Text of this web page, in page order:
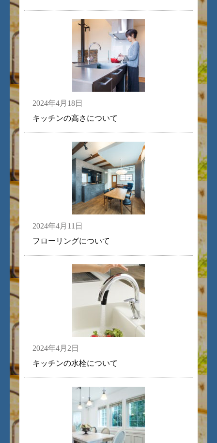
2024年4月18日
キッチンの高さについて
2024年4月11日
フローリングについて
2024年4月2日
キッチンの水栓について